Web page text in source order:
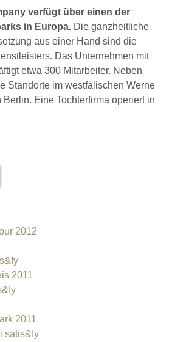
verfügt über einen der
in Europa. Die ganzheitliche
aus einer Hand sind die
Das Unternehmen mit
etwa 300 Mitarbeiter. Neben
Standorte im westfälischen Werne
Eine Tochterfirma operiert in
2012
2011
2011
satis&fy